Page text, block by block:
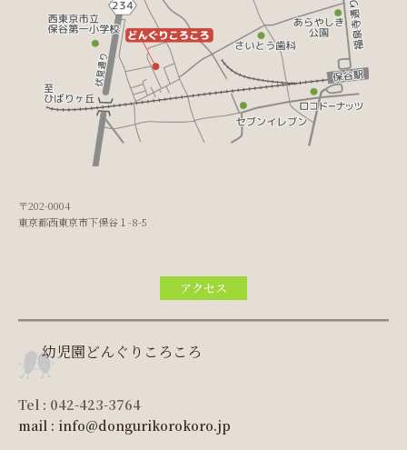
〒202-0004
東京都西東京市下保谷１-8-5
アクセス
幼児園どんぐりころころ
Tel : 042-423-3764
mail : info@dongurikorokoro.jp